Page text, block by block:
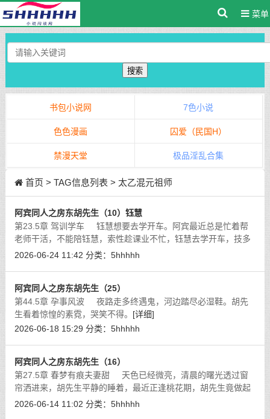
菜单
搜索
书包小说网 7色小说
色色漫画 囚爱（民国H）
禁漫天堂 极品淫乱合集
首页 > TAG信息列表 > 太乙混元祖师
阿宾同人之房东胡先生（10）钰慧
第23.5章 驾训学车 钰慧想要去学开车。阿宾最近总是忙着帮
老师干活，不能陪钰慧，索性趁课业不忙，钰慧去学开车，技多
不压身。只是驾训班不便宜，正好房东胡先生有辆教练车停在车
2026-06-24 11:42 分类： 5hhhhh
阿宾同人之房东胡先生（25）
第44.5章 孕事风波 夜路走多终遇鬼，河边踏尽必湿鞋。胡先
生看着惊惶的素霓，哭笑不得。 [详细]
2026-06-18 15:29 分类： 5hhhhh
阿宾同人之房东胡先生（16）
第27.5章 春梦有痕夫妻甜 天色已经微亮，清晨的曙光透过窗
帘洒进来，胡先生平静的睡着，最近正逢桃花期，胡先生竟做起
春梦来了。[详细]
2026-06-14 11:02 分类： 5hhhhh